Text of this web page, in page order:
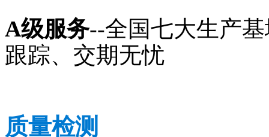
A级服务--全国七大生产
跟踪、交期无忧
质量检测